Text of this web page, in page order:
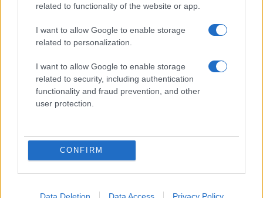
related to functionality of the website or app.
I want to allow Google to enable storage
related to personalization.
I want to allow Google to enable storage
related to security, including authentication
functionality and fraud prevention, and other
user protection.
CONFIRM
Data Deletion Data Access Privacy Policy
LIFESTYLE
14/10/2017 - 17:34
Παλαουάν
Nomads: Τυφώνας πέρασε από το
Παλαουάν – Πώς τον περιγράφει ο Γρηγόρης